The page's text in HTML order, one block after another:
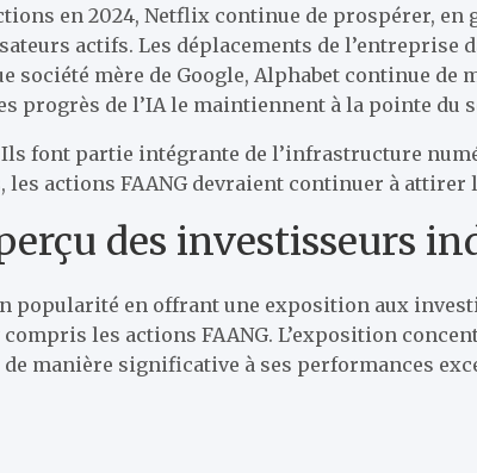
en 2024, Netflix continue de prospérer,
actifs. Les déplacements de l’entreprise
société mère de Google, Alphabet continue de
progrès de l’IA le maintiennent à la pointe du
font partie intégrante de l’infrastructure
actions FAANG devraient continuer à attirer
des investisseurs
popularité en offrant une exposition aux
les actions FAANG. L’exposition
manière significative à ses performances